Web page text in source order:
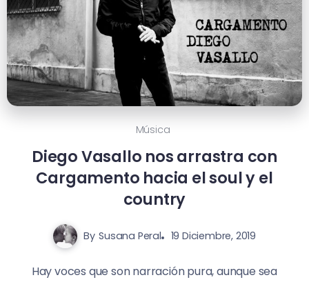
Música
Diego Vasallo nos arrastra con
Cargamento hacia el soul y el
country
By Susana Peral 19 Diciembre, 2019
Hay voces que son narración pura, aunque sea